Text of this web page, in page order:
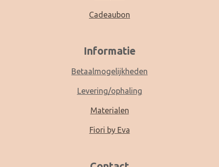
Cadeaubon
Informatie
Betaalmogelijkheden
Levering/ophaling
Materialen
Fiori by Eva